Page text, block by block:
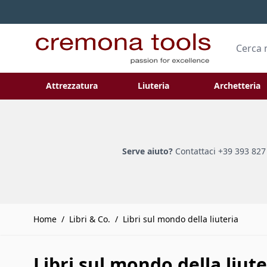
Cerca
Attrezzatura
Toggle submenu for Attrezzatura
Liuteria
Toggle
Archetteria
Serve aiuto? Contattaci +39 393
Home / Libri & Co. / Libri sul mondo della liuteria